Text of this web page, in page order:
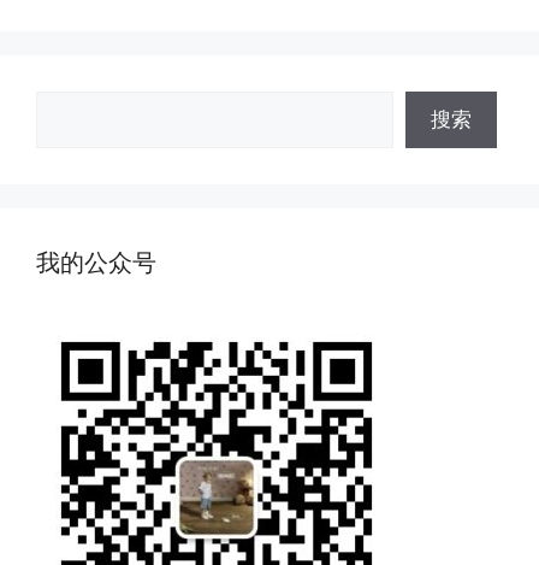
搜索
我的公众号